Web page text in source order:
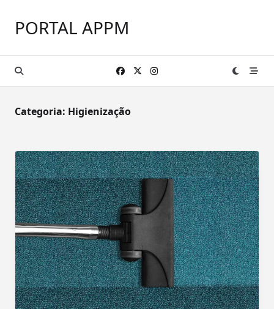
content
PORTAL APPM
Categoria: Higienização